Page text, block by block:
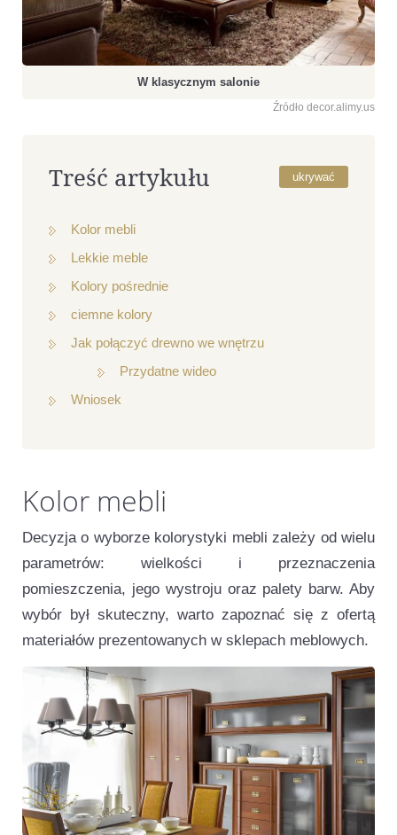
W klasycznym salonie
Źródło decor.alimy.us
Treść artykułu ukrywać
Kolor mebli
Lekkie meble
Kolory pośrednie
ciemne kolory
Jak połączyć drewno we wnętrzu
Przydatne wideo
Wniosek
Kolor mebli
Decyzja o wyborze kolorystyki mebli zależy od wielu
parametrów: wielkości i przeznaczenia
pomieszczenia, jego wystroju oraz palety barw. Aby
wybór był skuteczny, warto zapoznać się z ofertą
materiałów prezentowanych w sklepach meblowych.